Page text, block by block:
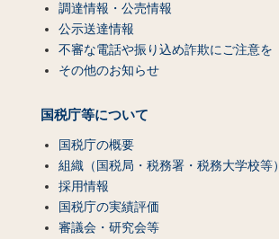
調達情報・公売情報
公示送達情報
不審な電話や振り込め詐欺にご注意を
その他のお知らせ
国税庁等について
国税庁の概要
組織（国税局・税務署・税務大学校等）
採用情報
国税庁の実績評価
審議会・研究会等